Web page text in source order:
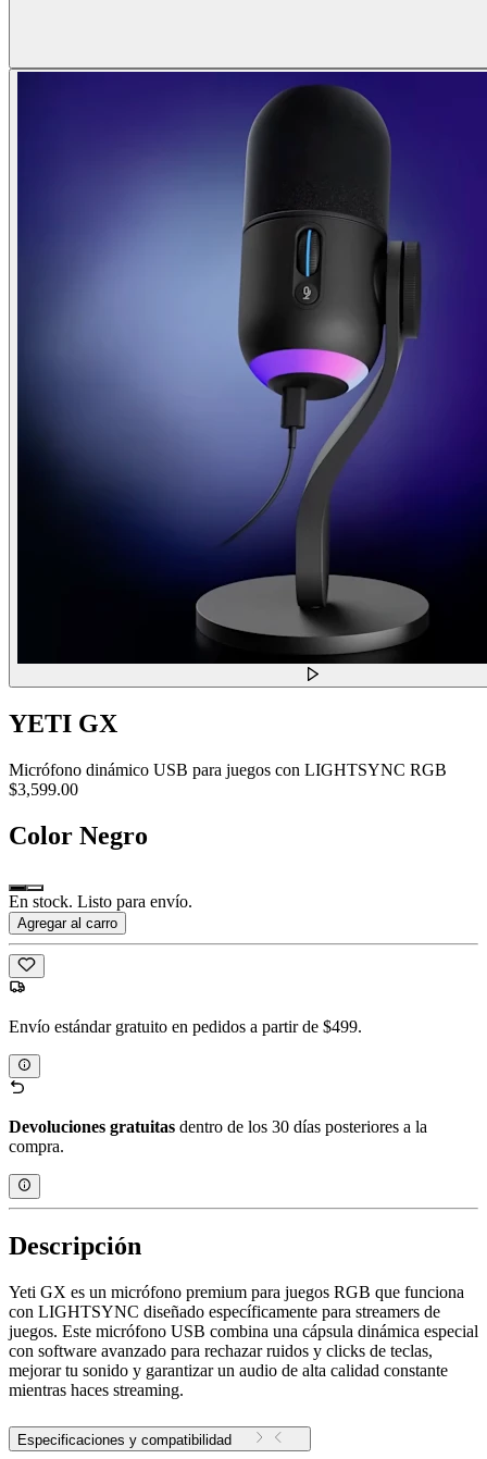
YETI GX
Micrófono dinámico USB para juegos con LIGHTSYNC RGB
$3,599.00
Color Negro
En stock. Listo para envío.
Agregar al carro
Envío estándar gratuito en pedidos a partir de $499.
Devoluciones gratuitas dentro de los 30 días posteriores a la
compra.
Descripción
Yeti GX es un micrófono premium para juegos RGB que funciona
con LIGHTSYNC diseñado específicamente para streamers de
juegos. Este micrófono USB combina una cápsula dinámica especial
con software avanzado para rechazar ruidos y clicks de teclas,
mejorar tu sonido y garantizar un audio de alta calidad constante
mientras haces streaming.
Especificaciones y compatibilidad